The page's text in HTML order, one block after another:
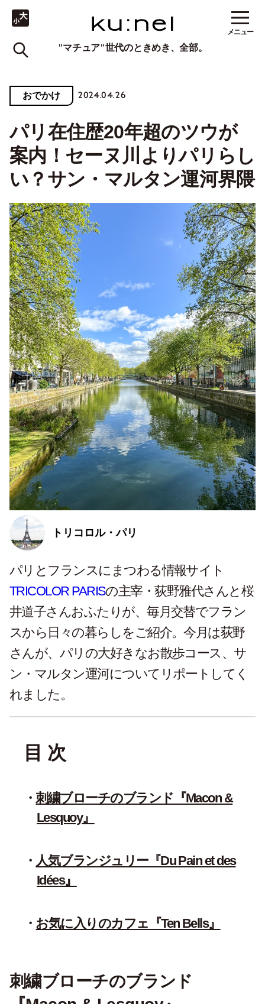
"マチュア"世代のときめき、全部。
メニュー
おでかけ 2024.04.26
パリ在住歴20年超のツウが
案内！セーヌ川よりパリらし
い？サン・マルタン運河界隈
トリコロル・パリ
パリとフランスにまつわる情報サイト
TRICOLOR PARISの主宰・荻野雅代さんと桜
井道子さんおふたりが、毎月交替でフラン
スから日々の暮らしをご紹介。今月は荻野
さんが、パリの大好きなお散歩コース、サ
ン・マルタン運河についてリポートしてく
れました。
目 次
刺繍ブローチのブランド『Macon &
Lesquoy』
人気ブランジュリー『Du Pain et des
Idées』
お気に入りのカフェ『Ten Bells』
刺繍ブローチのブランド